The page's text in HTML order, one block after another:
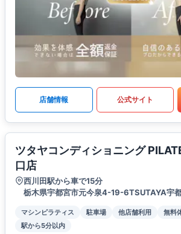
店舗情報 公式サイト
ツタヤコンディショニング
口店
西川田駅から車で15分
栃木県宇都宮市元今泉4-19-6TSUTAYA宇
マシンピラティス 駐車場 他店舗利用 無料
駅から5分以内